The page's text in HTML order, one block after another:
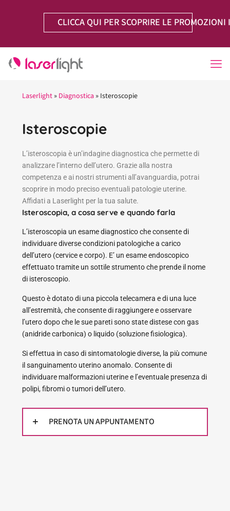
CLICCA QUI PER SCOPRIRE LE PROMOZIONI
Laserlight » Diagnostica » Isteroscopie
Isteroscopie
L’isteroscopia è un’indagine diagnostica che permette di
analizzare l’interno dell’utero. Grazie alla nostra
competenza e ai nostri strumenti all’avanguardia, potrai
scoprire in modo preciso eventuali patologie uterine.
Affidati a Laserlight per la tua salute.
Isteroscopia, a cosa serve e quando farla
L’isteroscopia un esame diagnostico che consente di
individuare diverse condizioni patologiche a carico
dell’utero (cervice e corpo). E’ un esame endoscopico
effettuato tramite un sottile strumento che prende il nome
di isteroscopio.
Questo è dotato di una piccola telecamera e di una luce
all’estremità, che consente di raggiungere e osservare
l’utero dopo che le sue pareti sono state distese con gas
(anidride carbonica) o liquido (soluzione fisiologica).
Si effettua in caso di sintomatologie diverse, la più comune
il sanguinamento uterino anomalo. Consente di
individuare malformazioni uterine e l’eventuale presenza di
polipi, fibromi o tumori dell’utero.
PRENOTA UN APPUNTAMENTO